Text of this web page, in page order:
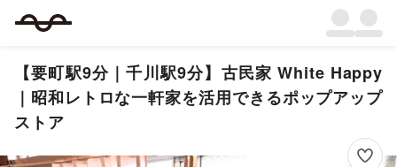
【要町駅9分｜千川駅9分】古民家 White Happy
｜昭和レトロな一軒家を活用できるポップアップ
ストア